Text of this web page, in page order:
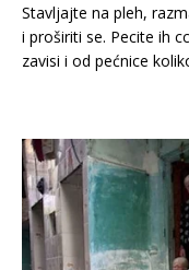
Stavljajte na pleh,
i proširiti se. Pecite ih
zavisi i od pećnice